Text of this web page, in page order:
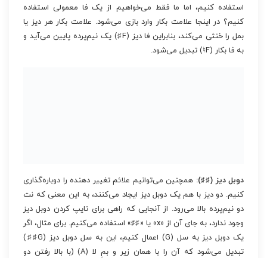
استفاده کنیم، اما ما فقط می‌خواهیم از یک فا معمولی استفاده
کنیم؟ در اینجا علامت بکار وارد بازی می‌شود. علامت بکار هر دیز یا
بمل را خنثی می‌کند، بنابراین فا دیز (F♯) یک نیم‌پرده پایین می‌آید و
به فا بکار (F♮) تبدیل می‌شود.
دوبل دیز (♯♯): همچنین می‌توانیم علائم تغییر دهنده را دوباره‌گذاری
کنیم. دو دیز با هم یک دوبل دیز ایجاد می‌کنند، به این معنی که نت
دو نیم‌پرده بالا می‌رود. از آنجایی که راهی برای تایپ کردن دوبل دیز
وجود ندارد، به جای آن از «x» یا «♯♯» استفاده می‌کنیم. برای مثال، اگر
یک دوبل دیز به سل (G) اعمال کنیم، این به سل دوبل دیز (G♯♯)
تبدیل می‌شود که آن را با همان زیر و بمِ لا (A) (با بالا رفتن دو